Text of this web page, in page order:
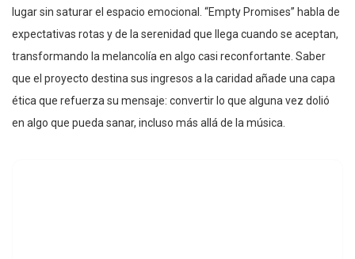
lugar sin saturar el espacio emocional. “Empty Promises” habla de
expectativas rotas y de la serenidad que llega cuando se aceptan,
transformando la melancolía en algo casi reconfortante. Saber
que el proyecto destina sus ingresos a la caridad añade una capa
ética que refuerza su mensaje: convertir lo que alguna vez dolió
en algo que pueda sanar, incluso más allá de la música.